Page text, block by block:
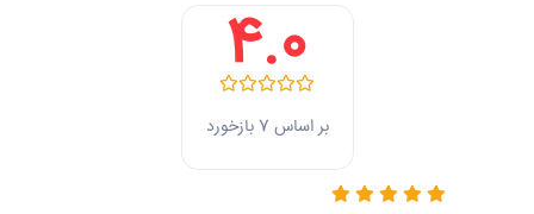
4.0
بر اساس 7 بازخورد